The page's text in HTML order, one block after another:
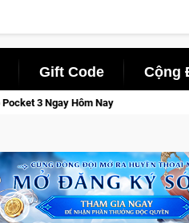
Gift Code Cộng
Medal Hunter: Game bắn súng PvP tọa